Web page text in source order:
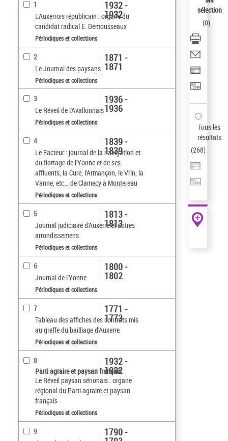
1
L'Auxerrois républicain : organe du
candidat radical E. Demousseaux
1932 -
1932
Périodiques et collections
2
Le Journal des paysans
1871 -
1871
Périodiques et collections
3
Le Réveil de l'Avallonnais
1936 -
1936
Périodiques et collections
4
Le Facteur : journal de la navigation et
du flottage de l'Yonne et de ses
affluents, la Cure, l'Armançon, le Vrin, la
Vanne, etc... de Clamecy à Montereau
1839 -
1839
Périodiques et collections
5
Journal judiciaire d'Auxerre et autres
arrondissemens
1813 -
1813
Périodiques et collections
6
Journal de l'Yonne
1800 -
1802
Périodiques et collections
7
Tableau des affiches des contrats mis
au greffe du bailliage d'Auxerre
1771 -
1773
Périodiques et collections
8
Parti agraire et paysan français
Le Réveil paysan sénonais : organe
régional du Parti agraire et paysan
français
1932 -
1932
Périodiques et collections
9
1790 -
sélection
(0)
Tous les
résultats
(268)